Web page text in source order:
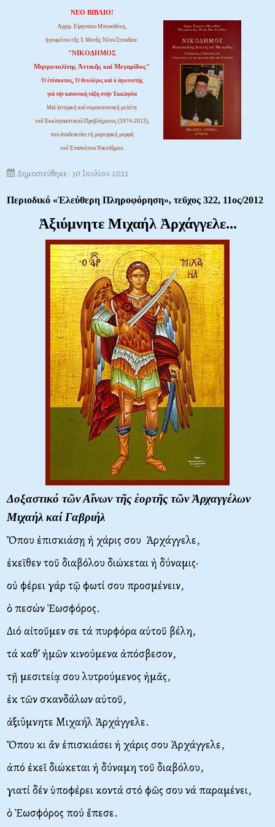
ΝΕΟ ΒΙΒΛΙΟ!
Ἀρχιμ. Εἰρηναίου Μπουσδέκη,
ἡγουμένου τῆς Ἱ. Μονῆς Νέου Στουδίου:
"ΝΙΚΟΔΗΜΟΣ
Μητροπολίτης Ἀττικῆς καί Μεγαρίδος"
Ὁ ἐπίσκοπος, Ὁ θεολόγος καί ὁ ἀγωνιστής
γιά τήν κανονική τάξη στήν Ἐκκλησία
Μιά ἱστορική καί νομοκανονική μελέτη
τοῦ Ἐκκλησιαστικοῦ Προβλήματος (1974-2013),
πού ἀναδεικνύει τή μαρτυρική μορφή
τοῦ Ἐπισκόπου Νικοδήμου.
Δημοσιεύθηκε : 30 Ιουλίου 2021
Περιοδικό «Ἐλεύθερη Πληροφόρηση», τεῦχος 322, 11ος/2012
Ἀξιύμνητε Μιχαήλ Ἀρχάγγελε...
Δοξαστικό τῶν Αἴνων τῆς ἑορτῆς τῶν Ἀρχαγγέλων
Μιχαήλ καί Γαβριήλ
Ὅπου ἐπισκιάσῃ ἡ χάρις σου Ἀρχάγγελε,
ἐκεῖθεν τοῦ διαβόλου διώκεται ἡ δύναμις·
οὐ φέρει γάρ τῷ φωτί σου προσμένειν,
ὁ πεσών Ἑωσφόρος.
Διό αἰτοῦμεν σε τά πυρφόρα αὐτοῦ βέλη,
τά καθ’ ἡμῶν κινούμενα ἀπόσβεσον,
τῇ μεσιτείᾳ σου λυτρούμενος ἡμᾶς,
ἐκ τῶν σκανδάλων αὐτοῦ,
ἀξιΰμνητε Μιχαήλ Ἀρχάγγελε.
Ὅπου κι ἄν ἐπισκιάσει ἡ χάρις σου Ἀρχάγγελε,
ἀπό ἐκεῖ διώκεται ἡ δύναμη τοῦ διαβόλου,
γιατί δέν ὑποφέρει κοντά στό φῶς σου νά παραμένει,
ὁ Ἑωσφόρος πού ἔπεσε.